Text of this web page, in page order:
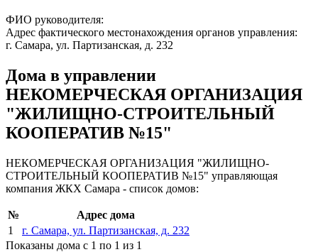
ФИО руководителя:
Адрес фактического местонахождения органов управления:
г. Самара, ул. Партизанская, д. 232
Дома в управлении
НЕКОМЕРЧЕСКАЯ ОРГАНИЗАЦИЯ
"ЖИЛИЩНО-СТРОИТЕЛЬНЫЙ
КООПЕРАТИВ №15"
НЕКОМЕРЧЕСКАЯ ОРГАНИЗАЦИЯ "ЖИЛИЩНО-
СТРОИТЕЛЬНЫЙ КООПЕРАТИВ №15" управляющая
компания ЖКХ Самара - список домов:
№
Адрес дома
1
г. Самара, ул. Партизанская, д. 232
Показаны дома с 1 по 1 из 1